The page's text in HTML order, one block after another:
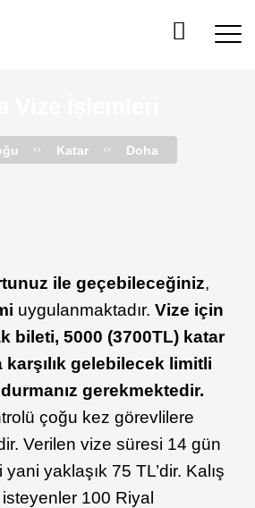
Katar Doha
ile geçebileceğiniz,
uygulanmaktadır. Vize için
bileti, 5000 (3700TL) katar
gelebilecek limitli
gerekmektedir.
çoğu kez görevlilere
Verilen vize süresi 14 gün
yaklaşık 75 TL’dir. Kalış
100 Riyal